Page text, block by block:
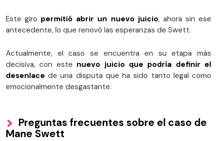
Este giro permitió abrir un nuevo juicio, ahora sin ese
antecedente, lo que renovó las esperanzas de Swett.
Actualmente, el caso se encuentra en su etapa más
decisiva, con este nuevo juicio que podría definir el
desenlace de una disputa que ha sido tanto legal como
emocionalmente desgastante.
Preguntas frecuentes sobre el caso de
Mane Swett